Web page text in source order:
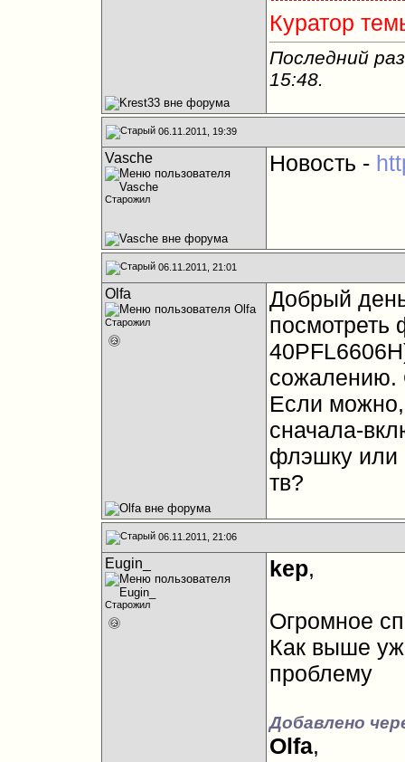
Куратор
Последний
15:48.
06.11.2011, 19:39
Vasche
Старожил
Новость -
06.11.2011, 21:01
Olfa
Старожил
Добрый
сожалению.
Если
сначала-
флэшку или
тв?
06.11.2011, 21:06
Eugin_
Старожил
kep,
Огромное
Как выше
проблему
Добавлено
Olfa,